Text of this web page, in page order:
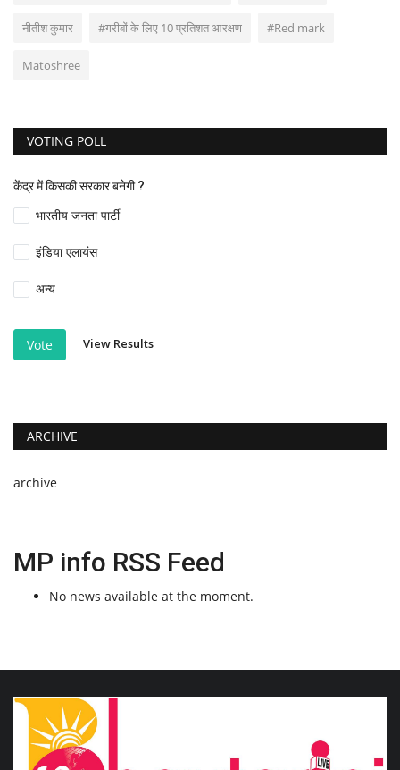
नीतीश कुमार #गरीबों के लिए 10 प्रतिशत आरक्षण #Red mark
Matoshree
VOTING POLL
केंद्र में किसकी सरकार बनेगी ?
भारतीय जनता पार्टी
इंडिया एलायंस
अन्य
Vote View Results
ARCHIVE
archive
MP info RSS Feed
No news available at the moment.